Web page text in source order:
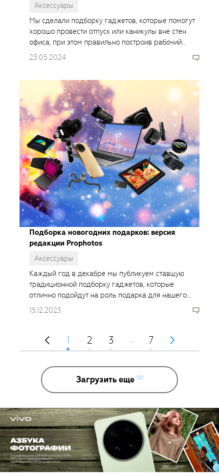
Аксессуары
Мы сделали подборку гаджетов, которые помогут
хорошо провести отпуск или каникулы вне стен
офиса, при этом правильно построив рабочий
процесс на удалёнке.
23.05.2024
Подборка новогодних подарков: версия
редакции Prophotos
Аксессуары
Каждый год в декабре мы публикуем ставшую
традиционной подборку гаджетов, которые
отлично подойдут на роль подарка для нашего
читателя: увлечённого технологиями творческого
15.12.2023
1 2 3 … 7
Загрузить еще 101